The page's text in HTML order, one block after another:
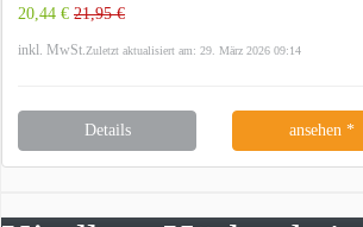
20,44 € 21,95 €
inkl. MwSt.Zuletzt aktualisiert am: 29. März 2026 09:14
Details ansehen *